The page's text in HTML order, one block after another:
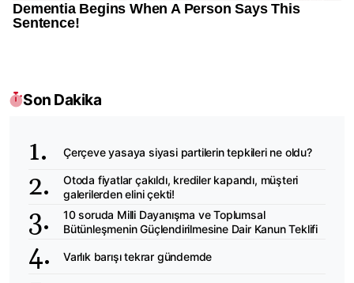
Son Dakika
Çerçeve yasaya siyasi partilerin tepkileri ne oldu?
Otoda fiyatlar çakıldı, krediler kapandı, müşteri
galerilerden elini çekti!
10 soruda Milli Dayanışma ve Toplumsal
Bütünleşmenin Güçlendirilmesine Dair Kanun Teklifi
Varlık barışı tekrar gündemde